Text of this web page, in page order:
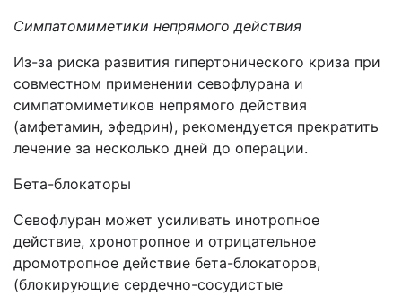
Симпатомиметики непрямого действия
Из-за риска развития гипертонического криза при
совместном применении севофлурана и
симпатомиметиков непрямого действия
(амфетамин, эфедрин), рекомендуется прекратить
лечение за несколько дней до операции.
Бета-блокаторы
Севофлуран может усиливать инотропное
действие, хронотропное и отрицательное
дромотропное действие бета-блокаторов,
(блокирующие сердечно-сосудистые